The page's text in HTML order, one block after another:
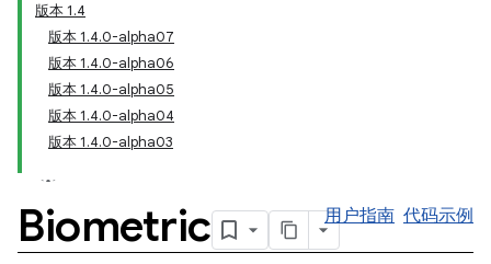
版本 1.4
版本 1.4.0-alpha07
版本 1.4.0-alpha06
版本 1.4.0-alpha05
版本 1.4.0-alpha04
版本 1.4.0-alpha03
Biometric 用户指南 代码示例